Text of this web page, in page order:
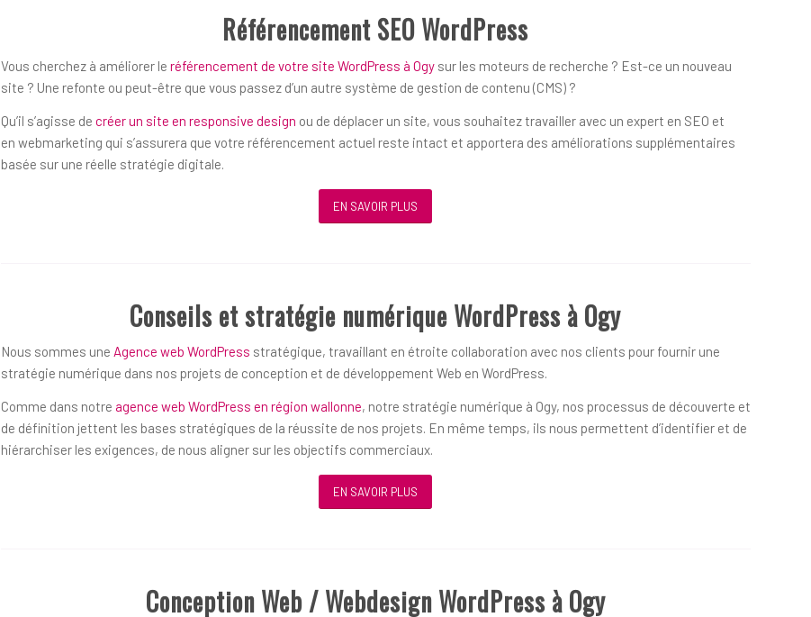
Référencement SEO WordPress
Vous cherchez à améliorer le référencement de votre site WordPress à Ogysur les moteurs de recherche ? Est-ce un nouveau
site ? Une refonte ou peut-être que vous passez d’un autre système de gestion de contenu (CMS) ?
Qu’il s’agisse de créer un site en responsive design ou de déplacer un site, vous souhaitez travailler avec un expert en SEO et
en webmarketing qui s’assurera que votre référencement actuel reste intact et apportera des améliorations supplémentaires
basée sur une réelle stratégie digitale.
EN SAVOIR PLUS
Conseils et stratégie numérique WordPress à Ogy
Nous sommes une Agence web WordPress stratégique, travaillant en étroite collaboration avec nos clients pour fournir une
stratégie numérique dans nos projets de conception et de développement Web en WordPress.
Comme dans notre agence web WordPress en région wallonne, notre stratégie numérique à Ogy, nos processus de découverte et
de définition jettent les bases stratégiques de la réussite de nos projets. En même temps, ils nous permettent d’identifier et de
hiérarchiser les exigences, de nous aligner sur les objectifs commerciaux.
EN SAVOIR PLUS
Conception Web / Webdesign WordPress à Ogy